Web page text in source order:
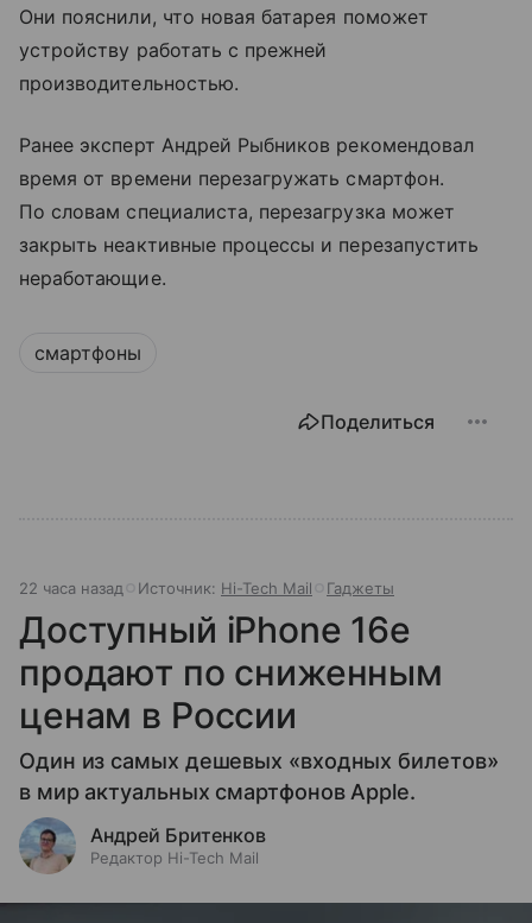
Они пояснили, что новая батарея поможет
устройству работать с прежней
производительностью.
Ранее эксперт Андрей Рыбников рекомендовал
время от времени перезагружать смартфон.
По словам специалиста, перезагрузка может
закрыть неактивные процессы и перезапустить
неработающие.
смартфоны
Поделиться
22 часа назад Источник: Hi-Tech Mail Гаджеты
Доступный iPhone 16e
продают по сниженным
ценам в России
Один из самых дешевых «входных билетов»
в мир актуальных смартфонов Apple.
Андрей Бритенков
Редактор Hi-Tech Mail